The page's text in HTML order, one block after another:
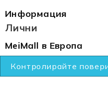
Информация
Лични
MeiMall в Европа
Контролирайте